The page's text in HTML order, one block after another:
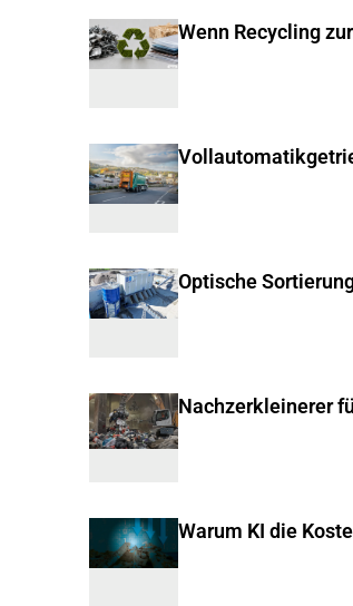
Wenn Recycling
Optische
Nachzerkleinerer
Warum KI die